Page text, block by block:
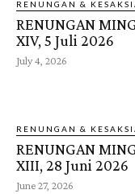
RENUNGAN &
RENUNGAN
XIV, 5 Juli 2026
July 4, 2026
RENUNGAN &
RENUNGAN
XIII, 28 Juni 2026
June 27, 2026